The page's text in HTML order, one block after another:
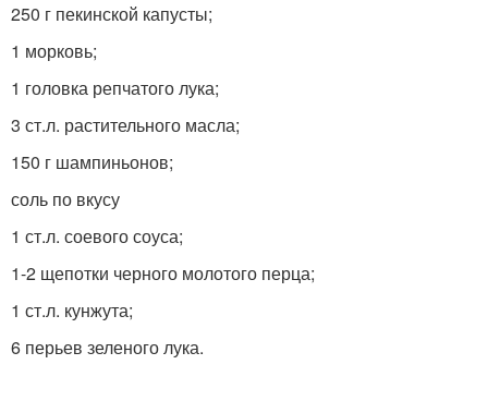
250 г пекинской капусты;
1 морковь;
1 головка репчатого лука;
3 ст.л. растительного масла;
150 г шампиньонов;
соль по вкусу
1 ст.л. соевого соуса;
1-2 щепотки черного молотого перца;
1 ст.л. кунжута;
6 перьев зеленого лука.